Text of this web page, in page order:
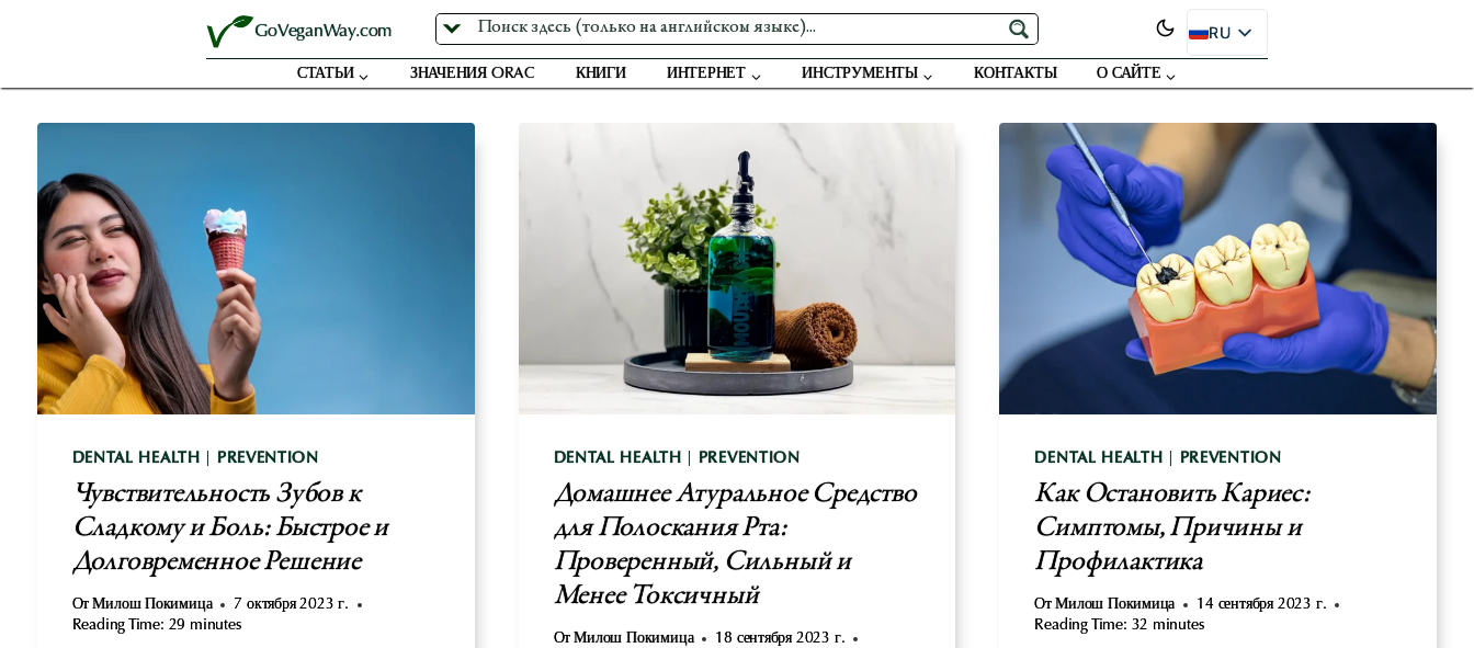
GoVeganWay.com
RU
EN
FR
JA
SR
СТАТЬИ ЗНАЧЕНИЯ ORAC КНИГИ ИНТЕРНЕТ ИНСТРУМЕНТЫ КОНТАКТЫ О САЙТЕ
DENTAL HEALTH PREVENTION
Чувствительность Зубов к
Сладкому и Боль: Быстрое и
Долговременное Решение
От Милош Покимица
7 октября 2023 г.
Reading Time: 29 minutes
DENTAL HEALTH PREVENTION
Домашнее Атуральное Средство
для Полоскания Рта:
Проверенный, Сильный и
Менее Токсичный
От Милош Покимица
18 сентября 2023 г.
DENTAL HEALTH PREVENTION
Как Остановить Кариес:
Симптомы, Причины и
Профилактика
От Милош Покимица
14 сентября 2023 г.
Reading Time: 32 minutes